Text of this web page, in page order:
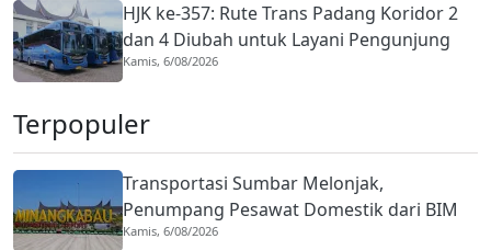
HJK ke-357: Rute Trans Padang Koridor 2
dan 4 Diubah untuk Layani Pengunjung
Open Ship, Tarif Rp1
Kamis, 6/08/2026
Terpopuler
Transportasi Sumbar Melonjak,
Penumpang Pesawat Domestik dari BIM
Naik Hampir 33 Persen
Kamis, 6/08/2026